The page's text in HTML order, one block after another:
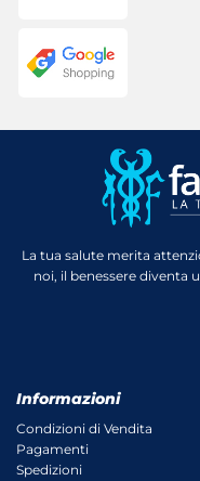
La tua salute merita
noi, il benessere diventa
Informazioni
Condizioni di Vendita
Pagamenti
Spedizioni